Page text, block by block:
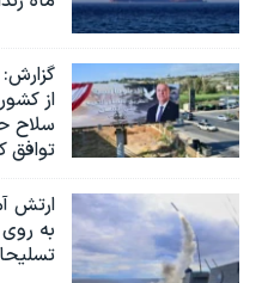
از
سلاح
توافق
ارتش
به